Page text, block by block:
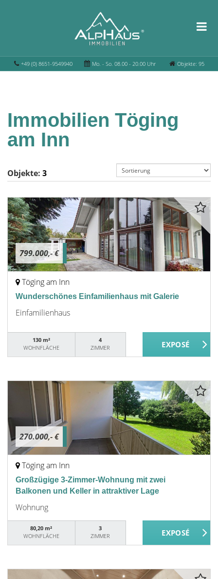
+49 (0) 8651-9549940 Mo. - So. 08.00 - 20.00 Uhr Objekte: 95
Immobilien Töging
am Inn
Objekte: 3
799.000,- €
Töging am Inn
Wunderschönes Einfamilienhaus mit Galerie
Einfamilienhaus
130 m²
WOHNFLÄCHE
4
ZIMMER
270.000,- €
Töging am Inn
Großzügige 3-Zimmer-Wohnung mit zwei
Balkonen und Keller in attraktiver Lage
Wohnung
80,20 m²
WOHNFLÄCHE
3
ZIMMER